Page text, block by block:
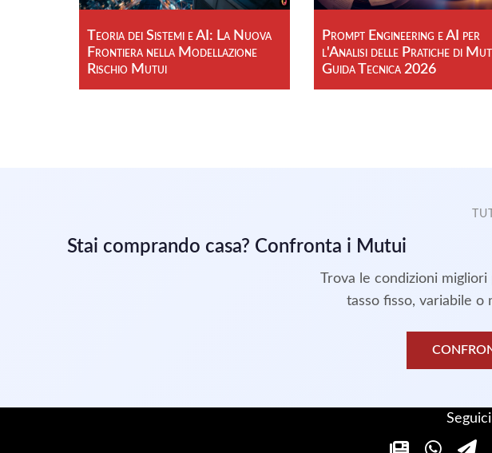
Teoria dei Sistemi e AI: La Nuova
Frontiera nella Modellazione
Rischio Mutui
Prompt Engineering e AI per
l'Analisi delle Pratiche di
Guida Tecnica 2026
Stai comprando casa? Confronta i Mutui
Trova le condizioni
tasso fisso, variabile o